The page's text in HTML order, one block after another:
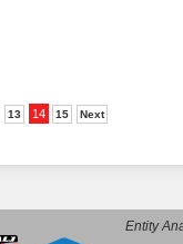
13 14 15 Next
Entity